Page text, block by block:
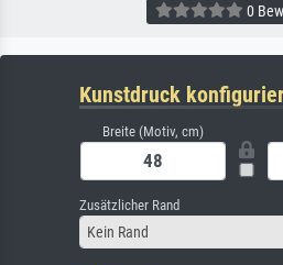
0
Kunstdruck
Breite (Motiv, cm)
Zusätzlicher Rand
Kein Rand